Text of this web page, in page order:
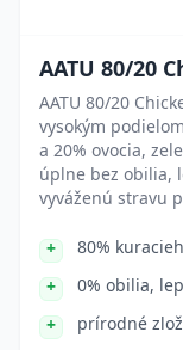
AATU 80/20
AATU 80/20
vysokým
a 20% ovocia,
úplne bez obilia,
vyváženú stravu
80%
0% obilia,
prírodné